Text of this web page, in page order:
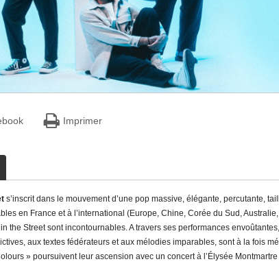
Imprimer
s’inscrit dans le mouvement d’une pop massive, élégante, percutante,
en France et à l’international (Europe, Chine, Corée du Sud,
the Street sont incontournables. A travers ses performances
aux textes fédérateurs et aux mélodies imparables, sont à la fois
» poursuivent leur ascension avec un concert à l’Élysée